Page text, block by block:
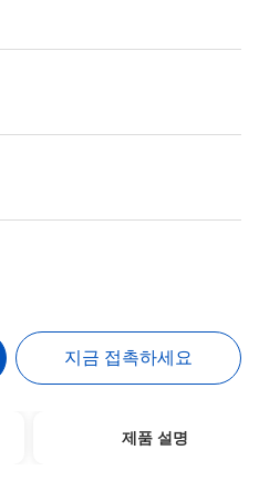
지금 접촉하세요
제품 설명